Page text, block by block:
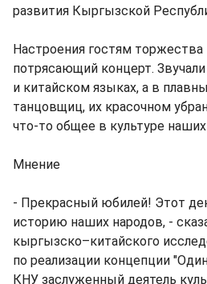
развития Кыргызской
Настроения гостям торжества
потрясающий концерт.
и китайском языках, а в
танцовщиц, их красочном
что-то общее в культуре
Мнение
- Прекрасный юбилей! Этот
историю наших народов, -
кыргызско–китайского
по реализации концепции
КНУ заслуженный деятель